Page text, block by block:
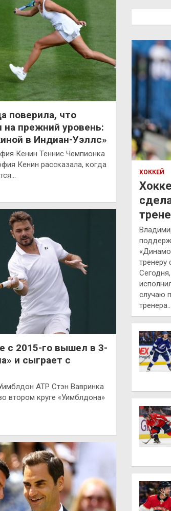
поверила, что
прежний уровень:
в Индиан-Уэллс»
Кенин Теннис Чемпионка
Кенин рассказала, когда
с 2015-го вышел в 3-
и сыграет с
ATP Стэн Вавринка
втором круге «Уимблдона»
ХОККЕЙ
случаю
тренера…